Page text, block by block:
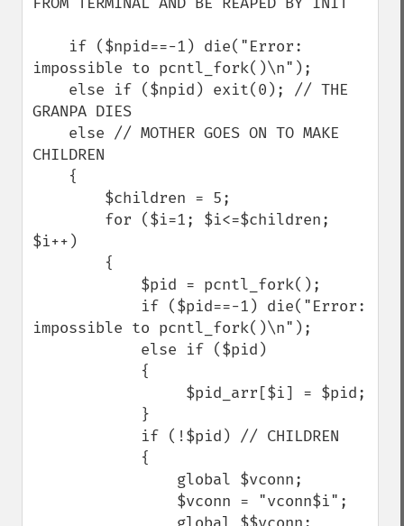
impossible to pcntl_fork()\n");
GRANPA DIES
CHILDREN
$i++)
impossible to pcntl_fork()\n");